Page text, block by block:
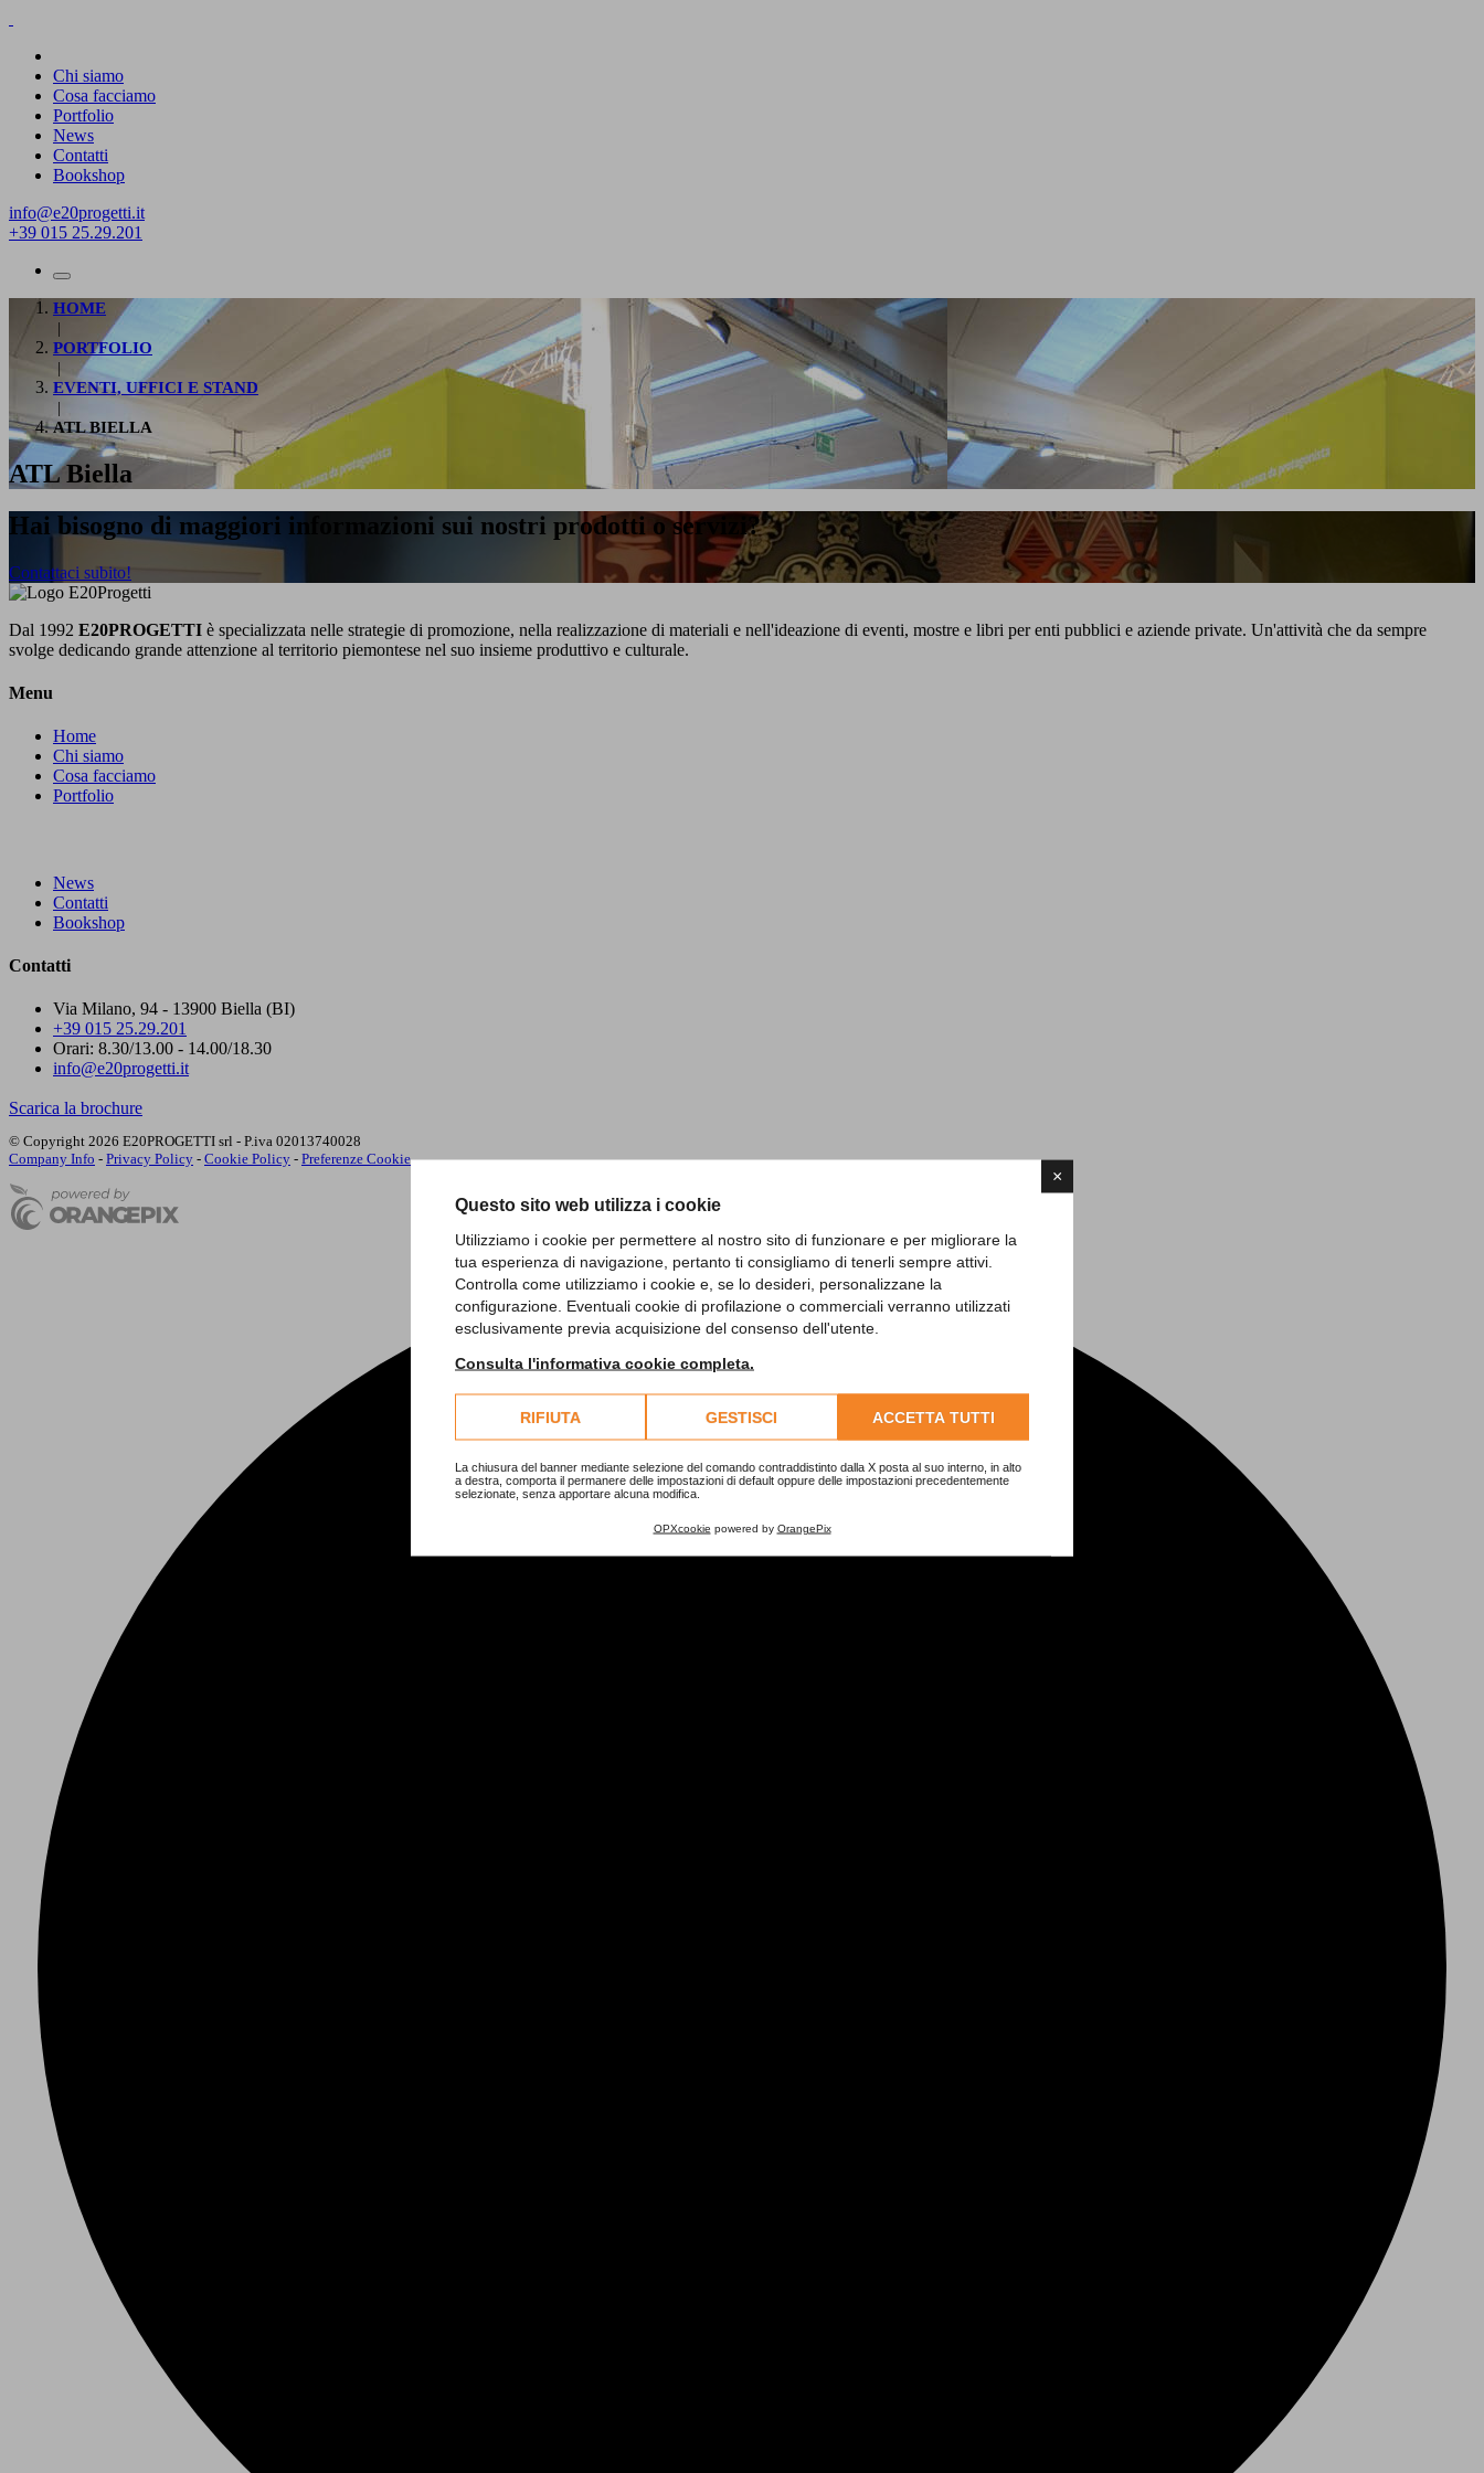
×
Questo sito web utilizza i cookie
Utilizziamo i cookie per permettere al nostro sito di funzionare e per migliorare la
tua esperienza di navigazione, pertanto ti consigliamo di tenerli sempre attivi.
Controlla come utilizziamo i cookie e, se lo desideri, personalizzane la
configurazione. Eventuali cookie di profilazione o commerciali verranno utilizzati
esclusivamente previa acquisizione del consenso dell'utente.
Consulta l'informativa cookie completa.
RIFIUTA GESTISCI ACCETTA TUTTI
La chiusura del banner mediante selezione del comando contraddistinto dalla X posta al suo interno, in alto
a destra, comporta il permanere delle impostazioni di default oppure delle impostazioni precedentemente
selezionate, senza apportare alcuna modifica.
OPXcookie powered by OrangePix
Chi siamo
Cosa facciamo
Portfolio
News
Contatti
Bookshop
info@e20progetti.it
+39 015 25.29.201
HOME
|
PORTFOLIO
|
EVENTI, UFFICI E STAND
|
ATL BIELLA
ATL Biella
Hai bisogno di maggiori informazioni sui nostri prodotti o servizi?
Contattaci subito!
Dal 1992 E20PROGETTI è specializzata nelle strategie di promozione, nella realizzazione di materiali e nell'ideazione di eventi, mostre e libri per enti pubblici e aziende private. Un'attività che da sempre
svolge dedicando grande attenzione al territorio piemontese nel suo insieme produttivo e culturale.
Menu
Home
Chi siamo
Cosa facciamo
Portfolio
News
Contatti
Bookshop
Contatti
Via Milano, 94 - 13900 Biella (BI)
+39 015 25.29.201
Orari: 8.30/13.00 - 14.00/18.30
info@e20progetti.it
Scarica la brochure
© Copyright 2026 E20PROGETTI srl - P.iva 02013740028
Company Info - Privacy Policy - Cookie Policy - Preferenze Cookie